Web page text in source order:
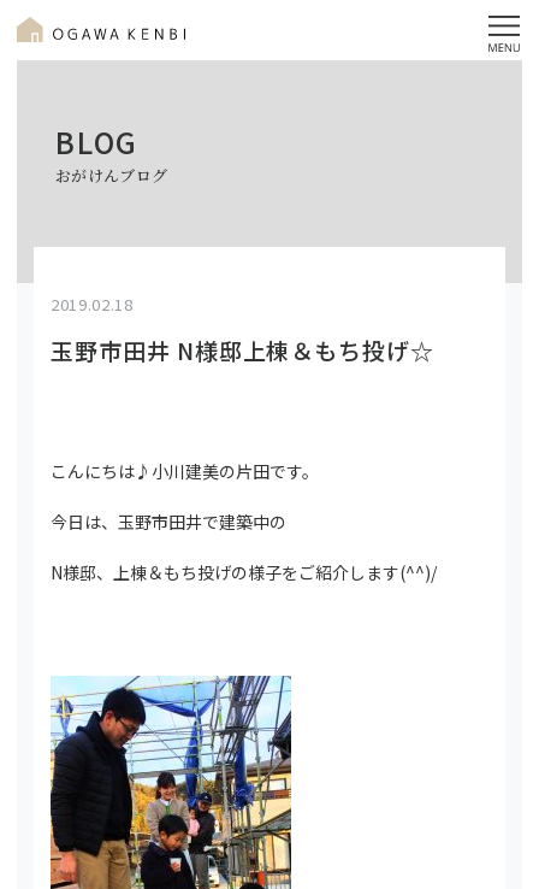
BLOG
おがけんブログ
2019.02.18
玉野市田井 N様邸上棟＆もち投げ☆
こんにちは♪小川建美の片田です。
今日は、玉野市田井で建築中の
N様邸、上棟＆もち投げの様子をご紹介します(^^)/